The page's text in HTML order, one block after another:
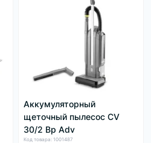
Аккумуляторный
щеточный пылесос CV
30/2 Bp Adv
Код товара: 1001487